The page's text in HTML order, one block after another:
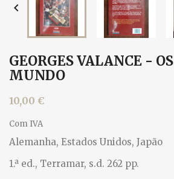

GEORGES VALANCE -
MUNDO
10,00 €
Com IVA
Alemanha, Estados Unidos, Japão
1.ª ed., Terramar, s.d. 262 pp.